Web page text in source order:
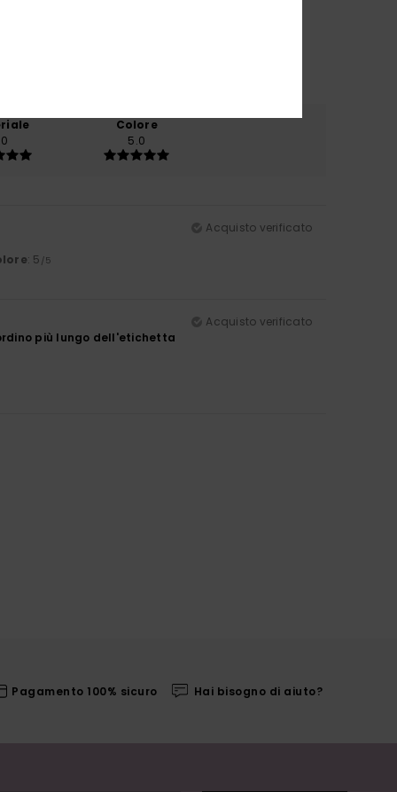
Colore
5.0
Acquisto verificato
: 5 /5
Acquisto verificato
più lungo dell'etichetta
Pagamento 100% sicuro Hai bisogno di aiuto?